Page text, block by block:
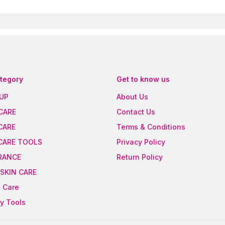
TOOLS
CARE
Care
Tools
Get to know us
About Us
Contact Us
Terms & Conditions
Privacy Policy
Return Policy